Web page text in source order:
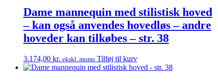
Dame mannequin med stilistisk hoved
– kan også anvendes hovedløs – andre
hoveder kan tilkøbes – str. 38
3.174,00 kr. ekskl. moms Tilføj til kurv